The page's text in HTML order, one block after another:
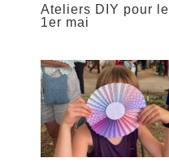
Ateliers DIY pour le
1er mai